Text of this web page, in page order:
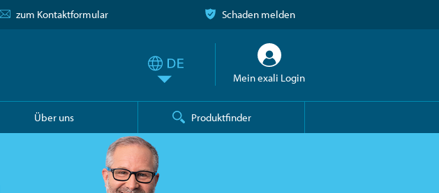
zum Kontaktformular Schaden melden
Mein exali Login
Über uns Produktfinder